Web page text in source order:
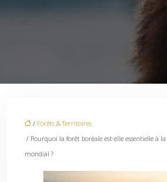
/ Forêts & Territoires
/ Pourquoi la forêt boréale est-elle essentielle à
mondial ?